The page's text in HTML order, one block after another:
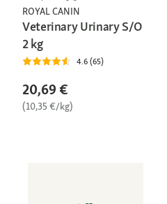
ROYAL CANIN
Veterinary Urinary S/O
2 kg
4.6 (65)
20,69 €
(10,35 €/kg)